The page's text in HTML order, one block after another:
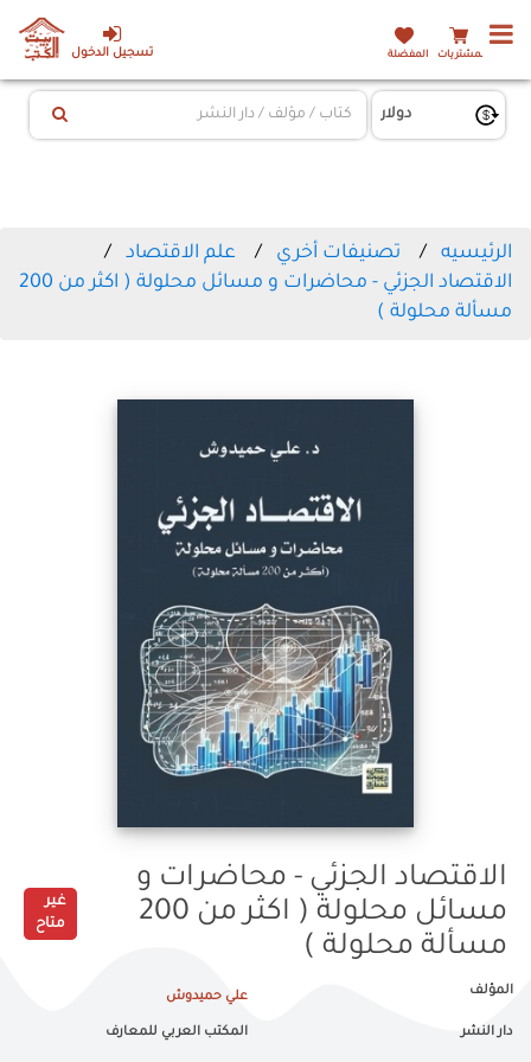
تسجيل الدخول المشتريات المفضلة
الرئيسيه تصنيفات أخري
علم الاقتصاد
الاقتصاد الجزئي - محاضرات و مسائل محلولة ( اكثر من 200
مسألة محلولة )
الاقتصاد الجزئي - محاضرات و
مسائل محلولة ( اكثر من 200
مسألة محلولة )
غير
متاح
المؤلف علي حميدوش
دار النشر المكتب العربي للمعارف